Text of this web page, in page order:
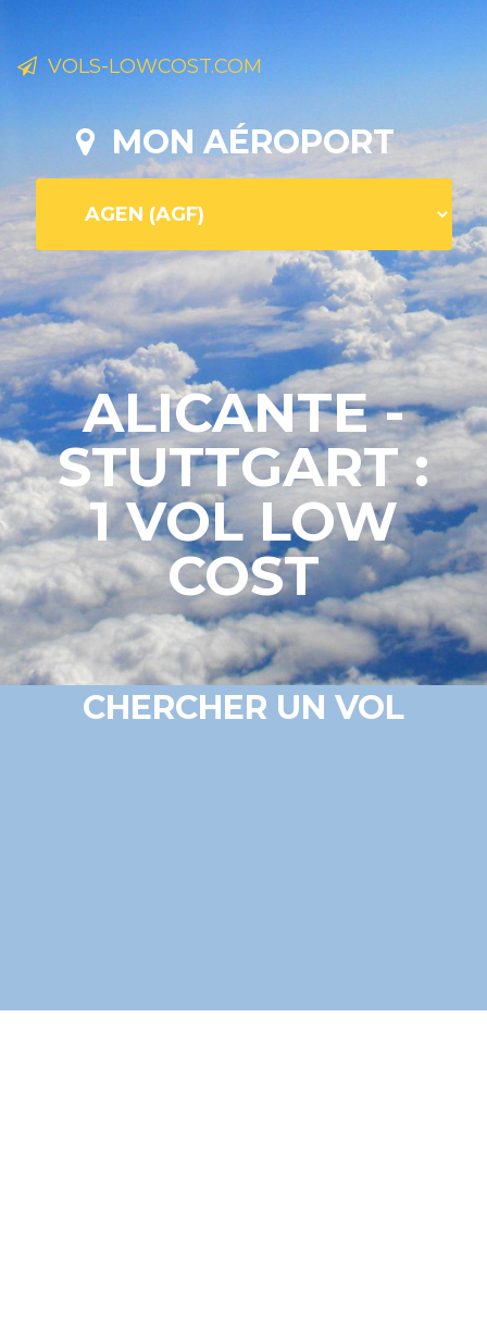
VOLS-LOWCOST.COM
MON AÉROPORT
ALICANTE -
STUTTGART :
1 VOL LOW
COST
CHERCHER UN VOL